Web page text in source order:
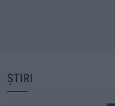
ȘTIRI